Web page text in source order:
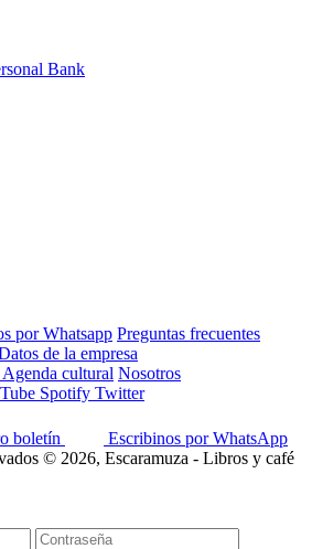
por Whatsapp Preguntas frecuentes
de la empresa
Agenda cultural Nosotros
Spotify Twitter
boletín
Escribinos por WhatsApp
© 2026, Escaramuza - Libros y café